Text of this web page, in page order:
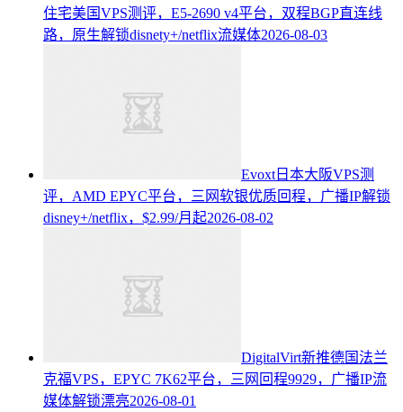
住宅美国VPS测评，E5-2690 v4平台，双程BGP直连线
路，原生解锁disnety+/netflix流媒体2026-08-03
Evoxt日本大阪VPS测
评，AMD EPYC平台，三网软银优质回程，广播IP解锁
disney+/netflix，$2.99/月起2026-08-02
DigitalVirt新推德国法兰
克福VPS，EPYC 7K62平台，三网回程9929，广播IP流
媒体解锁漂亮2026-08-01